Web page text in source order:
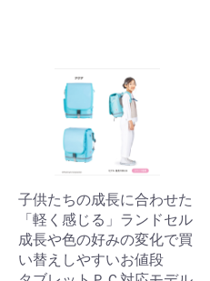
子供たちの成長に合わせた
「軽く感じる」ランドセル
成長や色の好みの変化で買
い替えしやすいお値段